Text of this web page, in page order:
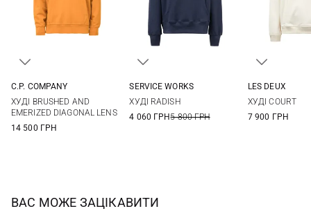
C.P. COMPANY
ХУДІ BRUSHED AND
EMERIZED DIAGONAL LENS
14 500 ГРН
SERVICE WORKS
ХУДІ RADISH
4 060 ГРН5 800 ГРН
LES DEUX
ХУДІ COURT
7 900 ГРН
ВАС МОЖЕ ЗАЦІКАВИТИ